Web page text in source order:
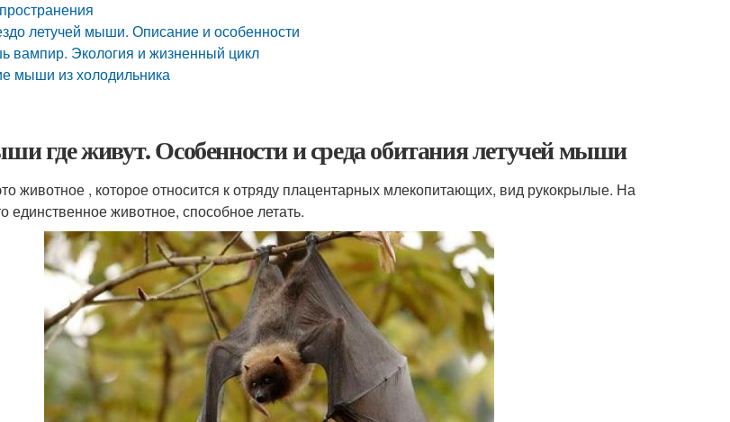
летучей мыши. Описание и особенности
вампир. Экология и жизненный цикл
мыши из холодильника
где живут. Особенности и среда обитания летучей мыши
животное , которое относится к отряду плацентарных млекопитающих, вид рукокрылые. На
единственное животное, способное летать.